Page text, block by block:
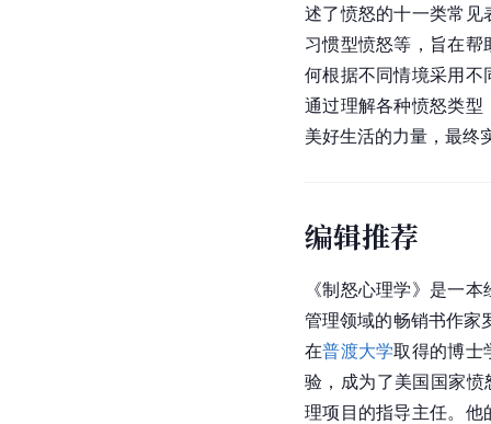
述了愤怒的十一类常见
习惯型愤怒等，旨在
何根据不同情境采用不
通过理解各种愤怒类型
美好生活的力量，最终
编辑推荐
《制怒心理学》是一
管理领域的畅销书作家
在普渡大学取得的博士
验，成为了美国国家愤
理项目的指导主任。他